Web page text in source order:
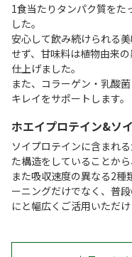
1食当たりタンパク質をた
した。
安心して飲み続けられる
せず、甘味料は植物由来
仕上げました。
また、コラーゲン・乳酸
キレイをサポートします。
ホエイプロテイン&ソ
ソイプロテインに含まれ
た構造をしていることか
また吸収速度の異なる2種
ーニングだけでなく、普
にと幅広くご活用いただけ